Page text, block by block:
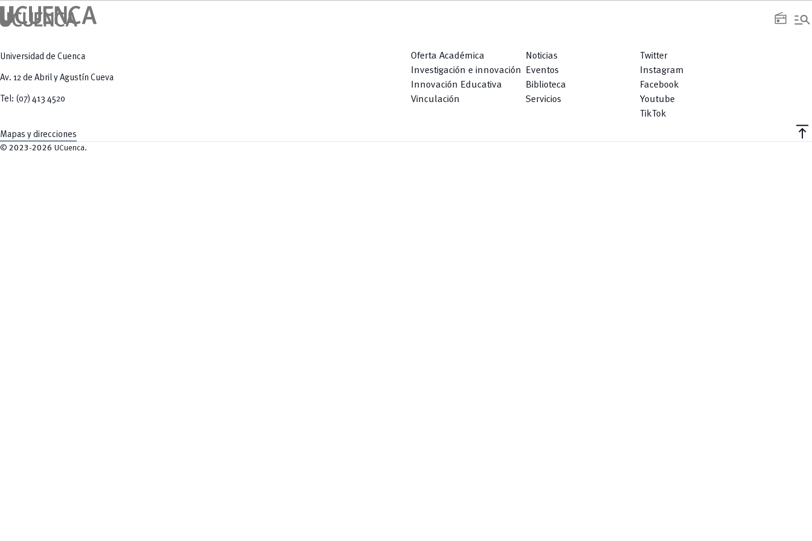
radio manage_search
Universidad de Cuenca
Av. 12 de Abril y Agustín Cueva
Tel: (07) 413 4520
Mapas y direcciones
Oferta Académica
Investigación e innovación
Innovación Educativa
Vinculación
Noticias
Eventos
Biblioteca
Servicios
Twitter
Instagram
Facebook
Youtube
TikTok
vertical_align_top
© 2023-2026 UCuenca.